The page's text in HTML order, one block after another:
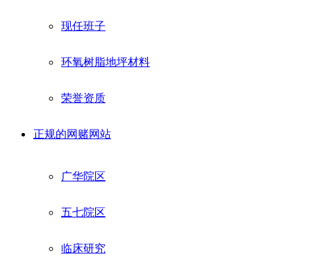
现任班子
环氧树脂地坪材料
荣誉资质
正规的网赌网站
广华院区
五七院区
临床研究